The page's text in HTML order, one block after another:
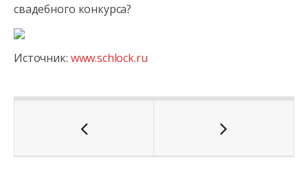
свадебного конкурса?
Источник: www.schlock.ru